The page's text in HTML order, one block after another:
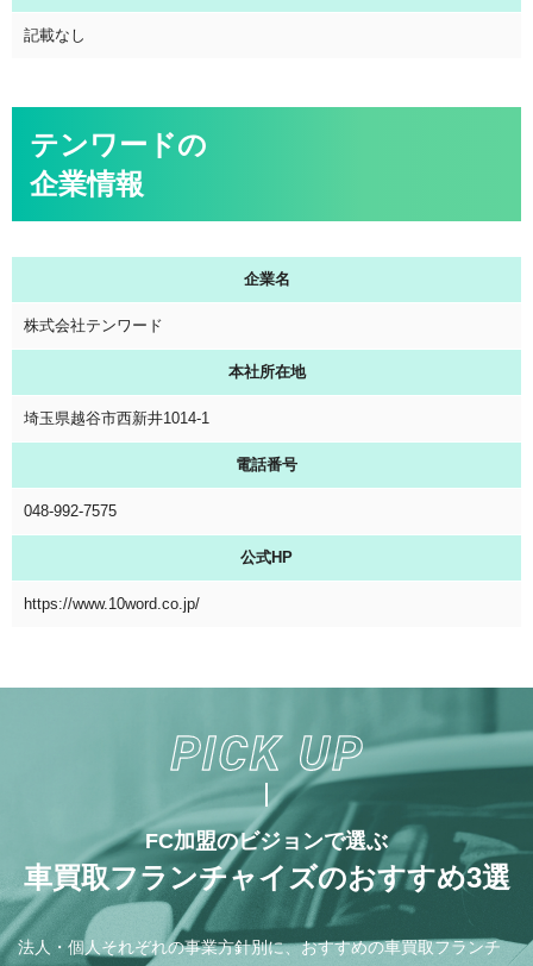
記載なし
テンワードの
企業情報
企業名
株式会社テンワード
本社所在地
埼玉県越谷市西新井1014-1
電話番号
048-992-7575
公式HP
https://www.10word.co.jp/
FC加盟のビジョンで選ぶ
車買取フランチャイズのおすすめ3選
法人・個人それぞれの事業方針別に、おすすめの車買取フランチ